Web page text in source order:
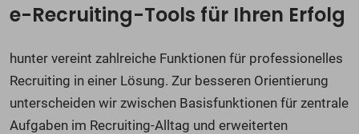
e-Recruiting-Tools für Ihren Erfolg
hunter vereint zahlreiche Funktionen für professionelles
Recruiting in einer Lösung. Zur besseren Orientierung
unterscheiden wir zwischen Basisfunktionen für zentrale
Aufgaben im Recruiting-Alltag und erweiterten